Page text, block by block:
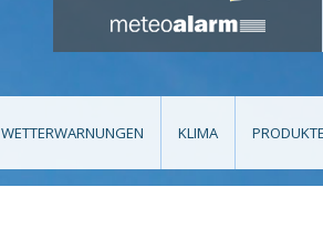
WETTERWARNUNGEN KLIMA